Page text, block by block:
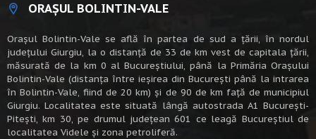
ORAȘUL BOLINTIN-VALE
Oraşul Bolintin-Vale se află în partea de sud a ţării, în nordul
judeţului Giurgiu, la o distanţă de 33 de km vest de capitala țării,
măsurată de la km 0 al Bucureștiului, până la Primăria Orașului
Bolintin-Vale (distanța între ieșirea din București până la intrarea
în Bolintin-Vale, fiind de 20 km) şi de 90 de km faţă de municipiul
Giurgiu. Localitatea este situată lângă autostrada A1 Bucureşti-
Piteşti, km 30, pe drumul judeţean 601 ce leagă Bucureştiul de
localitatea Videle şi zona petroliferă.